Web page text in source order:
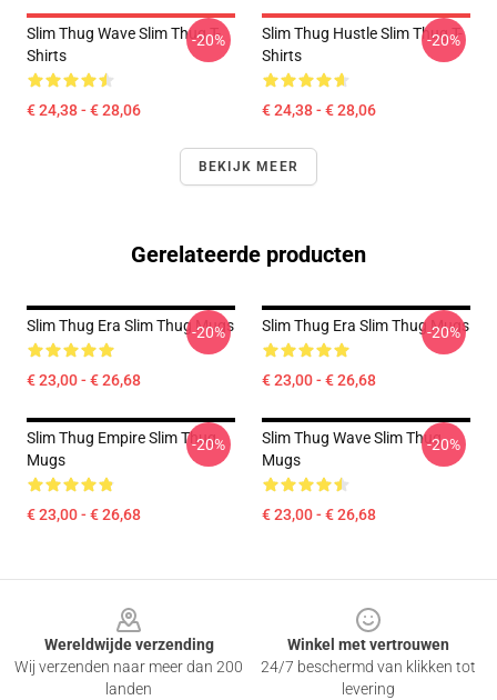
Slim Thug Wave Slim Thug T-
Shirts
€ 24,38 - € 28,06
-20%
Slim Thug Hustle Slim Thug T-
Shirts
€ 24,38 - € 28,06
-20%
BEKIJK MEER
Gerelateerde producten
Slim Thug Era Slim Thug Mugs
€ 23,00 - € 26,68
-20% Slim Thug Era Slim Thug Mugs
€ 23,00 - € 26,68
-20%
Slim Thug Empire Slim Thug
Mugs
€ 23,00 - € 26,68
-20%
Slim Thug Wave Slim Thug
Mugs
€ 23,00 - € 26,68
-20%
Wereldwijde verzending
Wij verzenden naar meer dan 200
landen
Winkel met vertrouwen
24/7 beschermd van klikken tot
levering